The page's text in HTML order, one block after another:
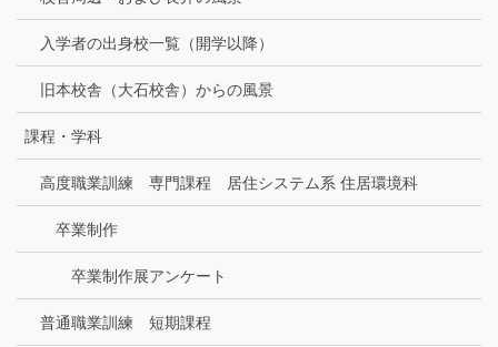
入学者の出身校一覧（開学以降）
旧本校舎（大石校舎）からの風景
課程・学科
高度職業訓練 専門課程 居住システム系 住居環境科
卒業制作
卒業制作展アンケート
普通職業訓練 短期課程